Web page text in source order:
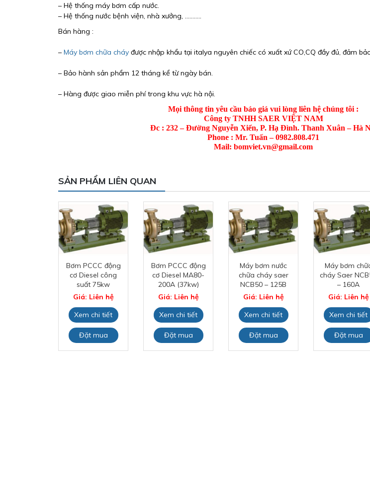
– Hệ thống máy bơm cấp nước.
– Hệ thống nước bệnh viện, nhà xưởng, ………..
Bán hàng :
– Máy bơm chữa cháy được nhập khẩu tại italya nguyên chiếc có xuất xứ CO,CQ đầy đủ, đảm
– Bảo hành sản phẩm 12 tháng kể từ ngày bán.
– Hàng được giao miễn phí trong khu vực hà nội.
Mọi thông tin yêu cầu báo giá vui lòng liên hệ chúng tôi :
Công ty TNHH SAER VIỆT NAM
Đc : 232 – Đường Nguyễn Xiển, P. Hạ Đình. Thanh Xuân – Hà
Phone : Mr. Tuấn – 0982.808.471
Mail: bomviet.vn@gmail.com
SẢN PHẨM LIÊN QUAN
Bơm PCCC động
cơ Diesel công
suất 75kw
Giá: Liên hệ
Xem chi tiết
Đặt mua
Bơm PCCC động
cơ Diesel MA80-
200A (37kw)
Giá: Liên hệ
Xem chi tiết
Đặt mua
Máy bơm nước
chữa cháy saer
NCB50 – 125B
Giá: Liên hệ
Xem chi tiết
Đặt mua
Máy bơm
cháy Saer
– 160A
Giá: Liên hệ
Xem chi tiết
Đặt mua